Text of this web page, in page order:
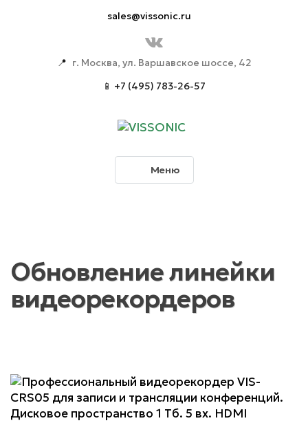
sales@vissonic.ru
📍 г. Москва, ул. Варшавское шоссе, 42
📱 +7 (495) 783-26-57
Меню
Обновление линейки
видеорекордеров